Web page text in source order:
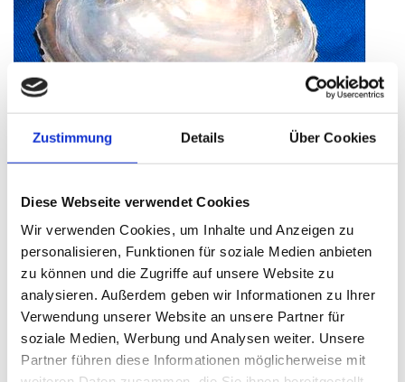
Zustimmung Details Über Cookies
Diese Webseite verwendet Cookies
Wir verwenden Cookies, um Inhalte und Anzeigen zu
personalisieren, Funktionen für soziale Medien anbieten
zu können und die Zugriffe auf unsere Website zu
analysieren. Außerdem geben wir Informationen zu Ihrer
Verwendung unserer Website an unsere Partner für
soziale Medien, Werbung und Analysen weiter. Unsere
Partner führen diese Informationen möglicherweise mit
Intakte Flussaue fördert Selbstreinigung
Sogar Großmuscheln, Najaden genannt, gibt es wieder in der
Flussnymphen, für die Reinheit des Wassers.